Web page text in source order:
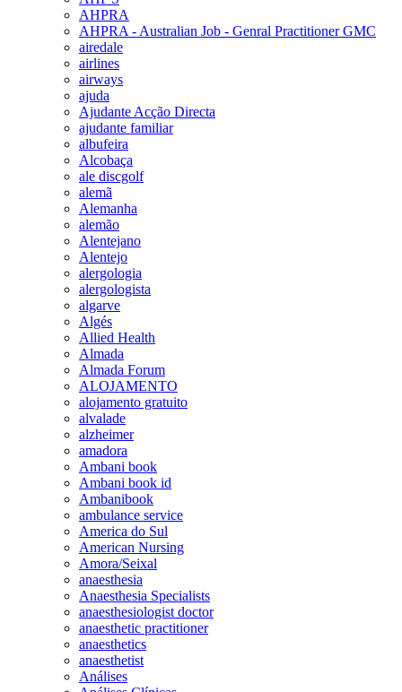
AHPRA
AHPRA - Australian Job - Genral Practitioner GMC
airedale
airlines
airways
ajuda
Ajudante Acção Directa
ajudante familiar
albufeira
Alcobaça
ale discgolf
alemã
Alemanha
alemão
Alentejano
Alentejo
alergologia
alergologista
algarve
Algés
Allied Health
Almada
Almada Forum
ALOJAMENTO
alojamento gratuito
alvalade
alzheimer
amadora
Ambani book
Ambani book id
Ambanibook
ambulance service
America do Sul
American Nursing
Amora/Seixal
anaesthesia
Anaesthesia Specialists
anaesthesiologist doctor
anaesthetic practitioner
anaesthetics
anaesthetist
Análises